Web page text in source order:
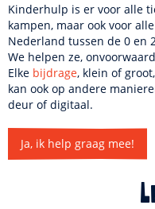
Kinderhulp is er voor alle
kampen, maar ook voor
Nederland tussen de 0 en
We helpen ze,
Elke bijdrage, klein of
kan ook op andere
deur of digitaal.
Ja, ik help graag mee!